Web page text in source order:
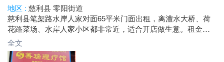
地区 : 慈利县 零阳街道
慈利县笔架路水岸人家对面65平米门面出租，离澧水大桥、荷
花路菜场、水岸人家小区都非常近，适合开店做生意。租金好
商量，欢迎来发财。
电话：*****0111 黎总
地址：笔架路水岸人家对面
全文